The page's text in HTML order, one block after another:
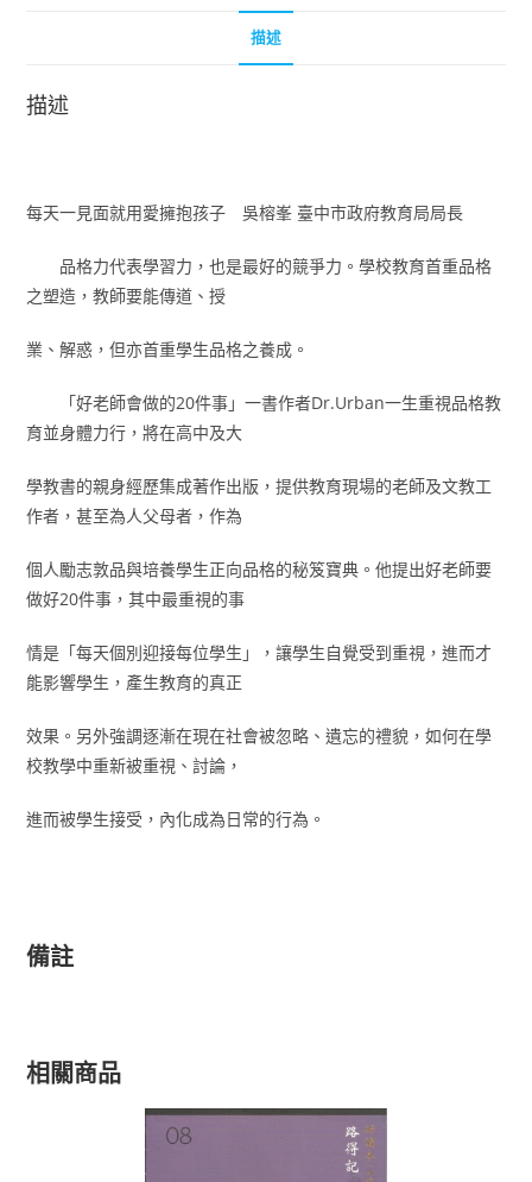
描述
描述
每天一見面就用愛擁抱孩子 吳榕峯 臺中市政府教育局局長
品格力代表學習力，也是最好的競爭力。學校教育首重品格
之塑造，教師要能傳道、授
業、解惑，但亦首重學生品格之養成。
「好老師會做的20件事」一書作者Dr.Urban一生重視品格教
育並身體力行，將在高中及大
學教書的親身經歷集成著作出版，提供教育現場的老師及文教工
作者，甚至為人父母者，作為
個人勵志敦品與培養學生正向品格的秘笈寶典。他提出好老師要
做好20件事，其中最重視的事
情是「每天個別迎接每位學生」，讓學生自覺受到重視，進而才
能影響學生，產生教育的真正
效果。另外強調逐漸在現在社會被忽略、遺忘的禮貌，如何在學
校教學中重新被重視、討論，
進而被學生接受，內化成為日常的行為。
備註
相關商品